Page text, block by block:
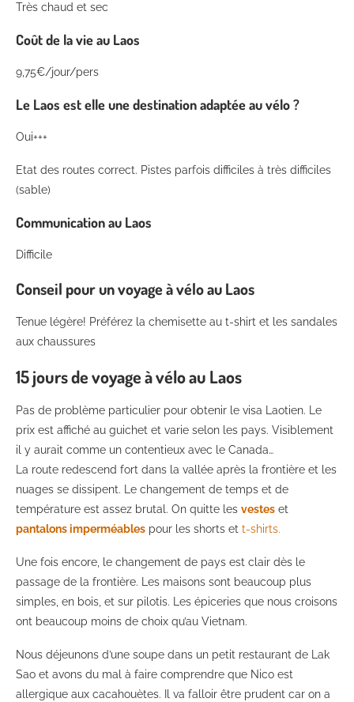
Très chaud et sec
Coût de la vie au Laos
9,75€/jour/pers
Le Laos est elle une destination adaptée au vélo ?
Oui+++
Etat des routes correct. Pistes parfois difficiles à très difficiles
(sable)
Communication au Laos
Difficile
Conseil pour un voyage à vélo au Laos
Tenue légère! Préférez la chemisette au t-shirt et les sandales
aux chaussures
15 jours de voyage à vélo au Laos
Pas de problème particulier pour obtenir le visa Laotien. Le
prix est affiché au guichet et varie selon les pays. Visiblement
il y aurait comme un contentieux avec le Canada…
La route redescend fort dans la vallée après la frontière et les
nuages se dissipent. Le changement de temps et de
température est assez brutal. On quitte les vestes et
pantalons imperméables pour les shorts et t-shirts.
Une fois encore, le changement de pays est clair dès le
passage de la frontière. Les maisons sont beaucoup plus
simples, en bois, et sur pilotis. Les épiceries que nous croisons
ont beaucoup moins de choix qu’au Vietnam.
Nous déjeunons d’une soupe dans un petit restaurant de Lak
Sao et avons du mal à faire comprendre que Nico est
allergique aux cacahouètes. Il va falloir être prudent car on a